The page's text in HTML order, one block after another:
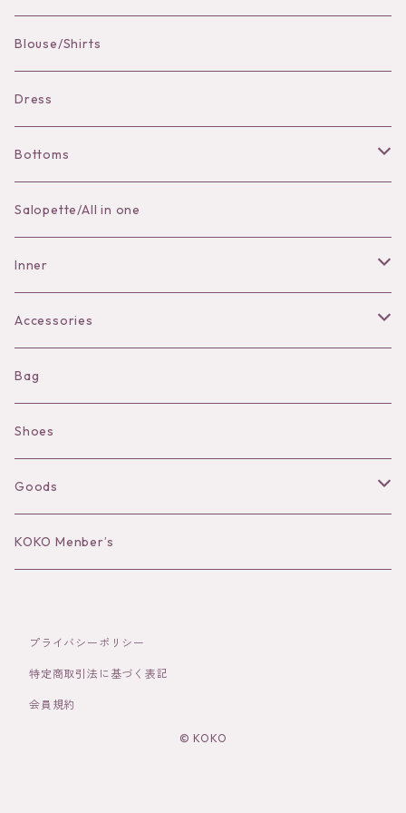
Blouse/Shirts
Dress
Bottoms
Skirt
Pants
Salopette/All in one
Inner
Bra
Shorts
Camisole
Long sleeve
Accessories
Necklace
Pierce/Earring
Ear Cuff
Bracelet／Bangle
Brooch
Hair Accessories
Bag
Shoes
Goods
Hat
Socks
KOKO Menber’s
プライバシーポリシー
特定商取引法に基づく表記
会員規約
© KOKO